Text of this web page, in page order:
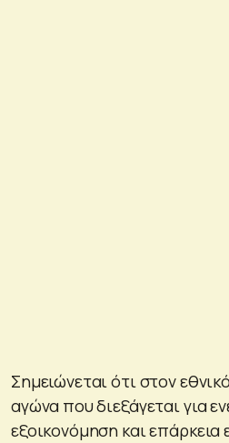
Σημειώνεται ότι στον
αγώνα που διεξάγεται για
εξοικονόμηση και επάρκεια